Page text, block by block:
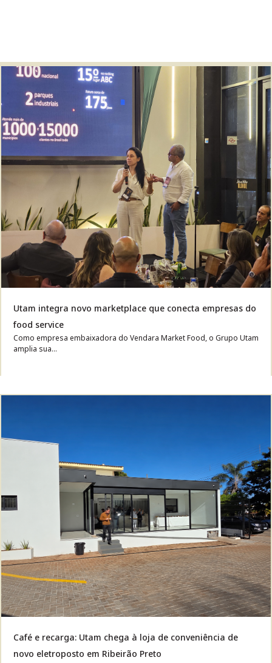
Utam integra novo marketplace que conecta empresas do
food service
Como empresa embaixadora do Vendara Market Food, o Grupo Utam
amplia sua...
Café e recarga: Utam chega à loja de conveniência de
novo eletroposto em Ribeirão Preto